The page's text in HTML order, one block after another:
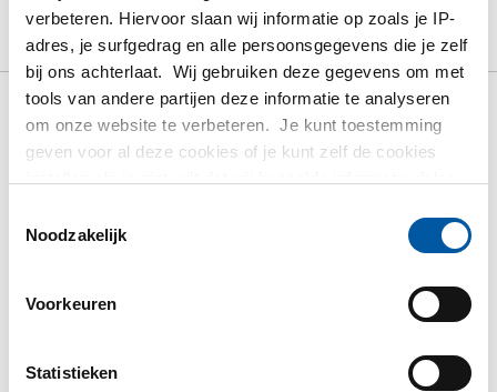
verbeteren. Hiervoor slaan wij informatie op zoals je IP-
adres, je surfgedrag en alle persoonsgegevens die je zelf
bij ons achterlaat. Wij gebruiken deze gegevens om met
tools van andere partijen deze informatie te analyseren
om onze website te verbeteren. Je kunt toestemming
geven voor al deze cookies of je kunt zelf de cookies
partijen waarmee wij samenwerken vind je in ons
Noodzakelijk
Voorkeuren
Statistieken
Downloads Specificaties
Bruto prijslijst: Rvs
1.4404(316L)HF gelast
gepolijst
Prijzen in Euro per: 0 Meter
2460-0431-121215